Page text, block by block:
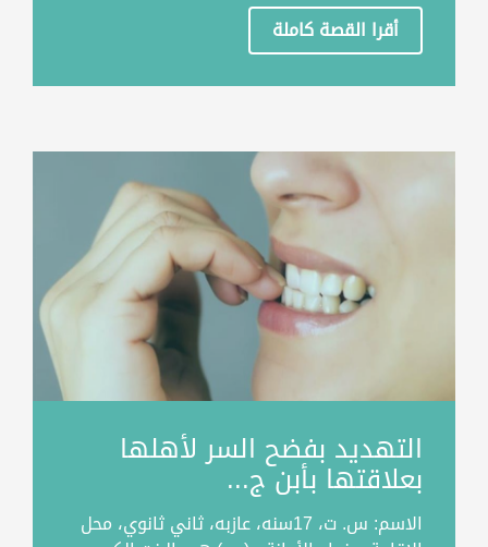
أقرا القصة كاملة
التهديد بفضح السر لأهلها
بعلاقتها بأبن ج...
الاسم: س. ت، 17سنه، عازبه، ثاني ثانوي، محل